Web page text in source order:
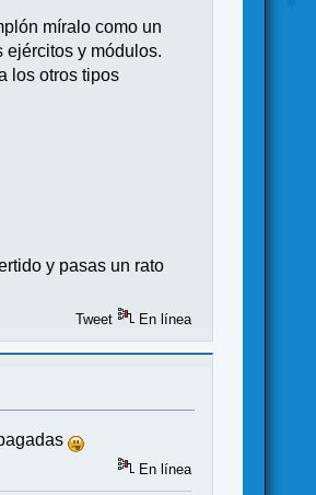
míralo como un
ejércitos y módulos.
los otros tipos
y pasas un rato
Tweet En línea
En línea